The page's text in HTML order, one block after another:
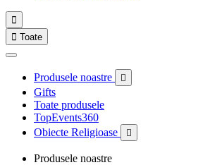

 Toate
Produsele noastre 
Gifts
Toate produsele
TopEvents360
Obiecte Religioase

Produsele noastre